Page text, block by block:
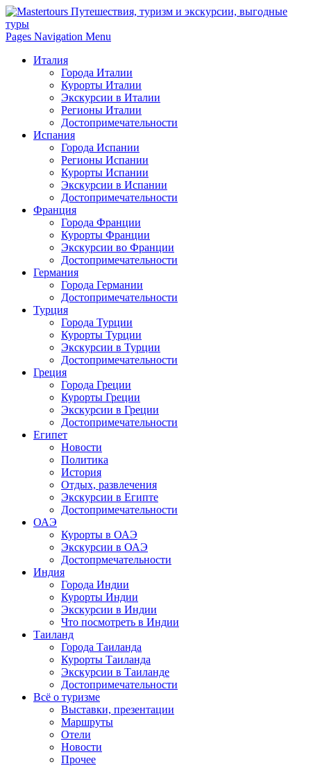
Pages Navigation Menu
Италия
Города Италии
Курорты Италии
Экскурсии в Италии
Регионы Италии
Достопримечательности
Испания
Города Испании
Регионы Испании
Курорты Испании
Экскурсии в Испании
Достопримечательности
Франция
Города Франции
Курорты Франции
Экскурсии во Франции
Достопримечательности
Германия
Города Германии
Достопримечательности
Турция
Города Турции
Курорты Турции
Экскурсии в Турции
Достопримечательности
Греция
Города Греции
Курорты Греции
Экскурсии в Греции
Достопримечательности
Египет
Новости
Политика
История
Отдых, развлечения
Экскурсии в Египте
Достопримечательности
ОАЭ
Курорты в ОАЭ
Экскурсии в ОАЭ
Достопрмечательности
Индия
Города Индии
Курорты Индии
Экскурсии в Индии
Что посмотреть в Индии
Таиланд
Города Таиланда
Курорты Таиланда
Экскурсии в Таиланде
Достопримечательности
Всё о туризме
Выставки, презентации
Маршруты
Отели
Новости
Прочее